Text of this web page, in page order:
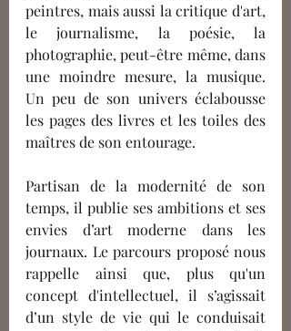
peintres, mais aussi la critique d'art,
le journalisme, la poésie, la
photographie, peut-être même, dans
une moindre mesure, la musique.
Un peu de son univers éclabousse
les pages des livres et les toiles des
maîtres de son entourage.
Partisan de la modernité de son
temps, il publie ses ambitions et ses
envies d’art moderne dans les
journaux. Le parcours proposé nous
rappelle ainsi que, plus qu'un
concept d'intellectuel, il s’agissait
d’un style de vie qui le conduisait